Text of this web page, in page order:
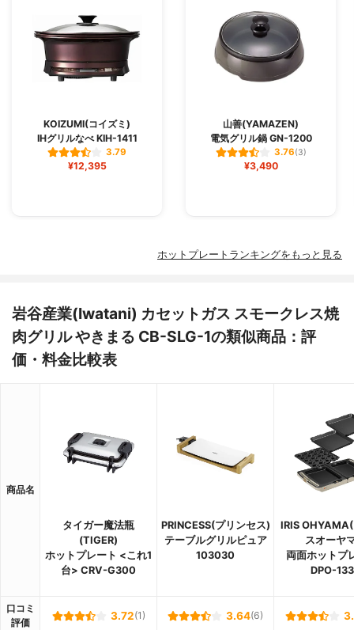
KOIZUMI(コイズミ)
IHグリルなべ KIH-1411
3.79
¥12,395
山善(YAMAZEN)
電気グリル鍋 GN-1200
3.76(3)
¥3,490
ホットプレートランキングをもっと見る
岩谷産業(Iwatani) カセットガス スモークレス焼
肉グリル やきまる CB-SLG-1の類似商品：評
価・料金比較表
商品名
タイガー魔法瓶
(TIGER)
ホットプレート <これ1
台> CRV-G300
PRINCESS(プリンセス)
テーブルグリルピュア
103030
IRIS
スオーヤ
両面ホットプ
DPO-133
口コミ
評価
3.72(1) 3.64(6)